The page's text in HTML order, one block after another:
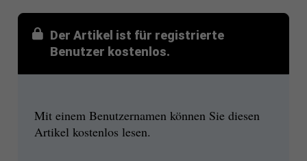
Der Artikel ist für registrierte
Benutzer kostenlos.
Mit einem Benutzernamen können Sie diesen
Artikel kostenlos lesen.